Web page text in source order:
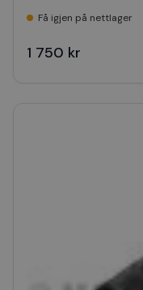
Få igjen på nettlager
1 750 kr